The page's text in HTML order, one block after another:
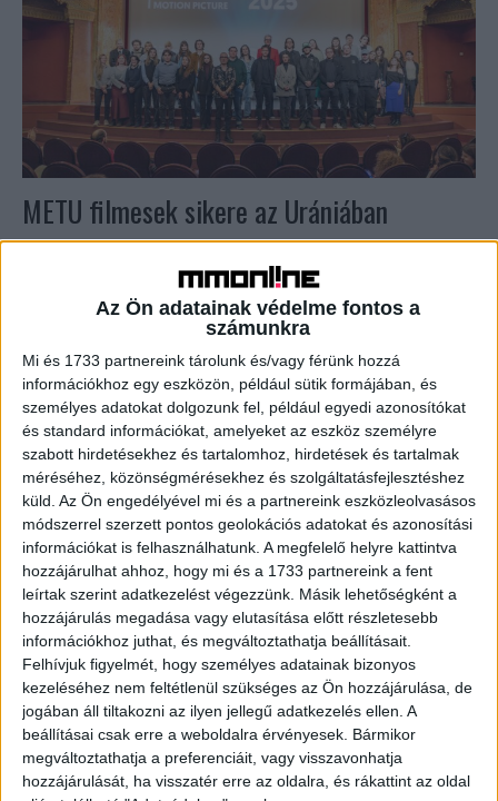
Az Ön adatainak védelme fontos a
számunkra
Mi és 1733 partnereink tárolunk és/vagy férünk hozzá
információkhoz egy eszközön, például sütik formájában, és
személyes adatokat dolgozunk fel, például egyedi azonosítókat
és standard információkat, amelyeket az eszköz személyre
szabott hirdetésekhez és tartalomhoz, hirdetések és tartalmak
méréséhez, közönségmérésekhez és szolgáltatásfejlesztéshez
küld. Az Ön engedélyével mi és a partnereink eszközleolvasásos
módszerrel szerzett pontos geolokációs adatokat és azonosítási
információkat is felhasználhatunk. A megfelelő helyre kattintva
hozzájárulhat ahhoz, hogy mi és a 1733 partnereink a fent
leírtak szerint adatkezelést végezzünk. Másik lehetőségként a
hozzájárulás megadása vagy elutasítása előtt részletesebb
információkhoz juthat, és megváltoztathatja beállításait.
Felhívjuk figyelmét, hogy személyes adatainak bizonyos
kezeléséhez nem feltétlenül szükséges az Ön hozzájárulása, de
jogában áll tiltakozni az ilyen jellegű adatkezelés ellen. A
beállításai csak erre a weboldalra érvényesek. Bármikor
megváltoztathatja a preferenciáit, vagy visszavonhatja
hozzájárulását, ha visszatér erre az oldalra, és rákattint az oldal
METU filmesek sikere az Urániában
Média 2025. március 20.
Ismét széles közönséget vonzottA Budapesti
Metropolitan Egyetem (METU) filmes seregszemléje, a
CINEMASCOPE 2025 az Uránia Nemzeti Filmszínházba.
Így újítja meg a divat világát a
csúcstechnológia
Digital Center 2024. július 26.
Bár még csak idén diplomázott a Budapesti Metropolitan
Egyetem (METU) Média design alapképzésén, Barabás-
László Brigitta úttörő, 3D technológiát és kreatív divatot
ötvöző startupja, a...